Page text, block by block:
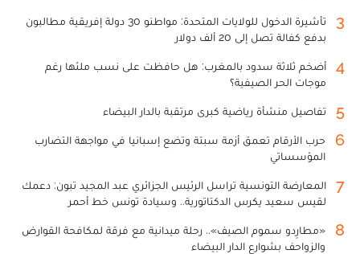
3
تأشيرة الدخول للولايات المتحدة: مواطنو 30 دولة إفريقية مطالبون
بدفع كفالة تصل إلى 20 ألف دولار
4
أضخم ثلاثة سدود بالمغرب: هل حافظت على نسب ملئها رغم
موجات الحر الصيفية؟
5 تفاصيل منشأة رياضية كبرى مرتقبة بالدار البيضاء
6
حرب الأرقام تعمق أزمة سبتة وتضع إسبانيا في مواجهة التضارب
المؤسساتي
7
المعارضة التونسية تراسل الرئيس الجزائري عبد المجيد تبون: دعمك
لقيس سعيد يكرس الدكتاتورية.. وسيادة تونس خط أحمر
8
«مطارِدو سموم الصيف».. رحلة ميدانية مع فرقة لمكافحة القوارض
والزواحف بشوارع الدار البيضاء